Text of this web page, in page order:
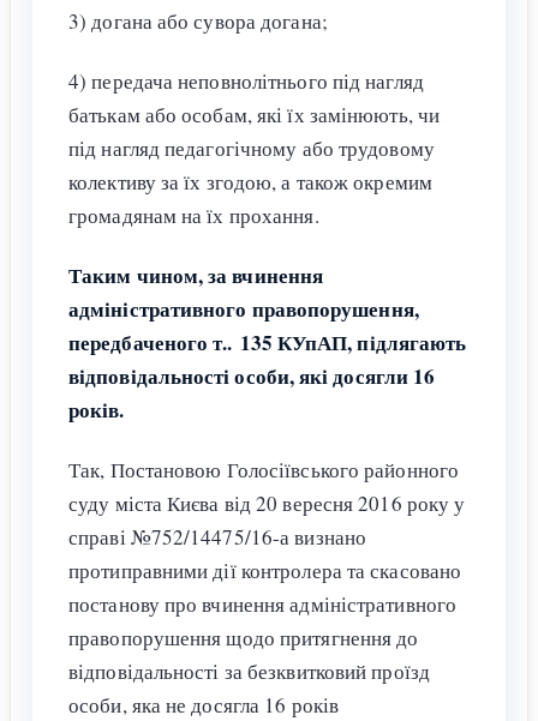
3) догана або сувора догана;
4) передача неповнолітнього під нагляд
батькам або особам, які їх замінюють, чи
під нагляд педагогічному або трудовому
колективу за їх згодою, а також окремим
громадянам на їх прохання.
Таким чином, за вчинення
адміністративного правопорушення,
передбаченого т.. 135 КУпАП, підлягають
відповідальності особи, які досягли 16
років.
Так, Постановою Голосіївського районного
суду міста Києва від 20 вересня 2016 року у
справі №752/14475/16-а визнано
протиправними дії контролера та скасовано
постанову про вчинення адміністративного
правопорушення щодо притягнення до
відповідальності за безквитковий проїзд
особи, яка не досягла 16 років